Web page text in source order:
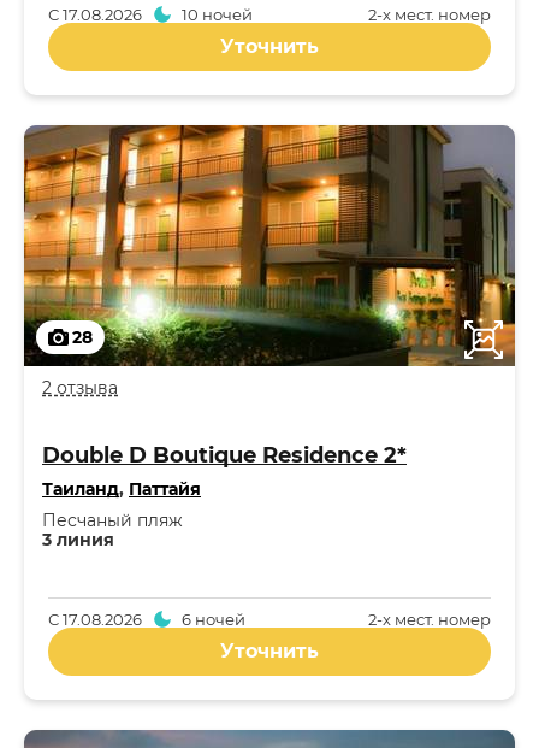
2-x мест. номер
С17.08.2026 10 ночей
Уточнить
28
2 отзыва
Double D Boutique Residence 2*
Таиланд, Паттайя
3 линия
Песчаный пляж
2-x мест. номер
С17.08.2026 6 ночей
Уточнить